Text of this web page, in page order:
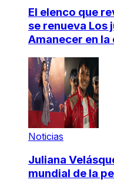
El elenco que
se renueva Los
Amanecer en la
Noticias
Juliana
mundial de la